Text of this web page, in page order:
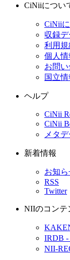
CiNiiについ
CiNii
収録
利用
個人
お問
国立
ヘルプ
CiNii
CiNii
メタ
新着情報
お知
RSS
Twitter
NIIのコンテ
IRDB
NII-